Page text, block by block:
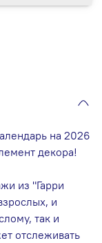
на 2026
декора!
из "Гарри
и
так и
отслеживать